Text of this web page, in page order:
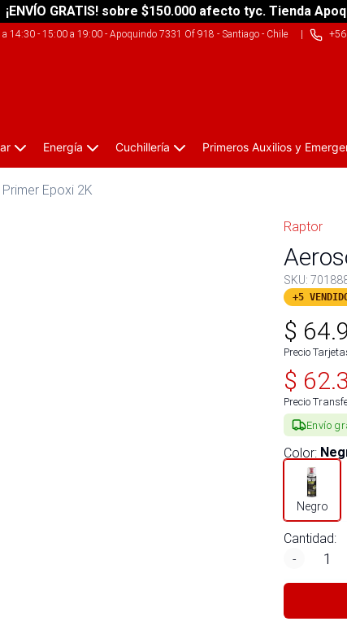
¡ENVÍO GRATIS! sobre $150.000 afecto tyc. Tienda
a 14:30 - 15:00 a 19:00- Apoquindo 7331 Of 918 - Santiago - Chile|
Energía Cuchillería Primeros Auxilios y
Epoxi 2K
Raptor
SKU:
+5
$
Precio
$
Precio
Envío
Color:
Negro
Cantidad:
-